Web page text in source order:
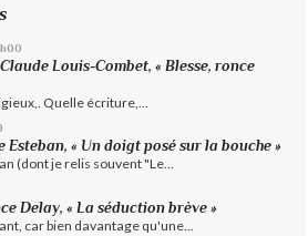
Claude Louis-Combet, « Blesse, ronce
Quelle écriture,...
Esteban, « Un doigt posé sur la bouche »
(dont je relis souvent "Le...
Delay, « La séduction brève »
car bien davantage qu'une...